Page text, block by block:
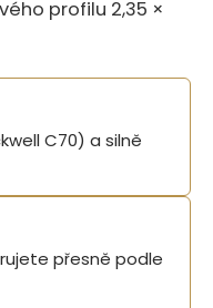
profilu 2,35 ×
C70) a silně
přesně podle